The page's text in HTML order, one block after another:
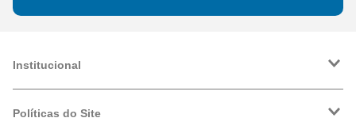
Institucional
Trabalhe Conosco
Políticas do Site